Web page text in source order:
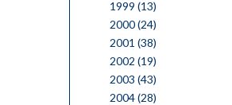
1999 (13)
2000(24)
2001 (38)
2002 (19)
2003 (43)
2004(28)